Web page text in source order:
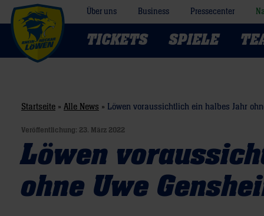
Über uns Business Pressecenter
TICKETS SPIELE
Startseite » Alle News » Löwen voraussichtlich ein halbes Jahr
Veröffentlichung: 23. März 2022
Löwen
ohne Uwe